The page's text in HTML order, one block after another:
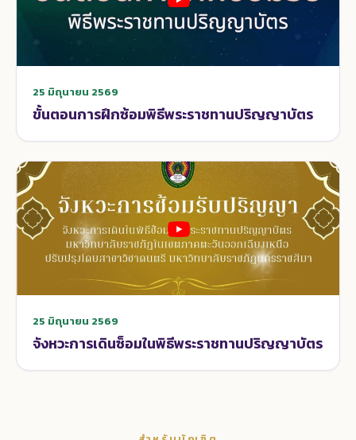
25 มิถุนายน 2569
ขั้นตอนการฝึกซ้อมพิธีพระราชทานปริญญาบัตร
25 มิถุนายน 2569
จังหวะการเดินซ็อมในพิธีพระราชทานปริญญาบัตร